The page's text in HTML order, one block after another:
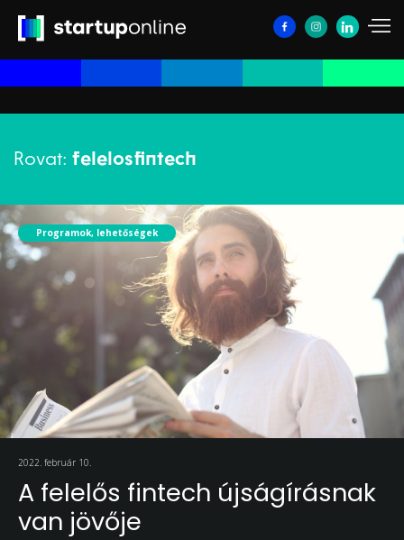
Rovat: felelosfintech
Programok, lehetőségek
2022. február 10.
A felelős fintech újságírásnak
van jövője